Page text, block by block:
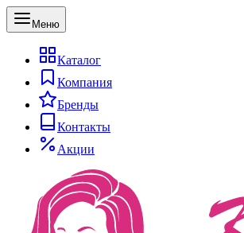
Меню
Каталог
Компания
Бренды
Контакты
Акции